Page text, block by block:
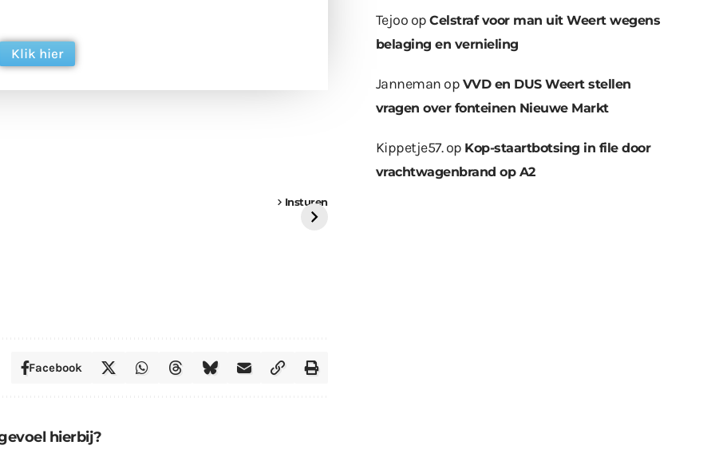
Klik hier
Insturen
Wat er in kan, kan er
Facebook
hierbij?
Tejoo opCelstraf voor man uit Weert wegens
belaging en vernieling
Janneman op VVD en DUS Weert stellen
vragen over fonteinen Nieuwe Markt
Kippetje57.op Kop-staartbotsing in file door
vrachtwagenbrand op A2